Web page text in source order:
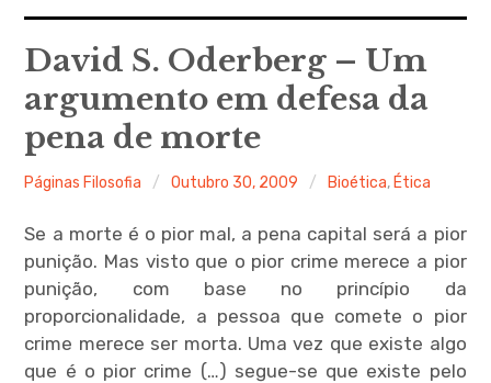
PdF
SECÇÕES
MATERIAIS
child
menu
David S. Oderberg – Um
argumento em defesa da
pena de morte
Páginas Filosofia Outubro 30, 2009 Bioética, Ética
Se a morte é o pior mal, a pena capital será a pior
punição. Mas visto que o pior crime merece a pior
punição, com base no princípio da
proporcionalidade, a pessoa que comete o pior
crime merece ser morta. Uma vez que existe algo
que é o pior crime (…) segue-se que existe pelo